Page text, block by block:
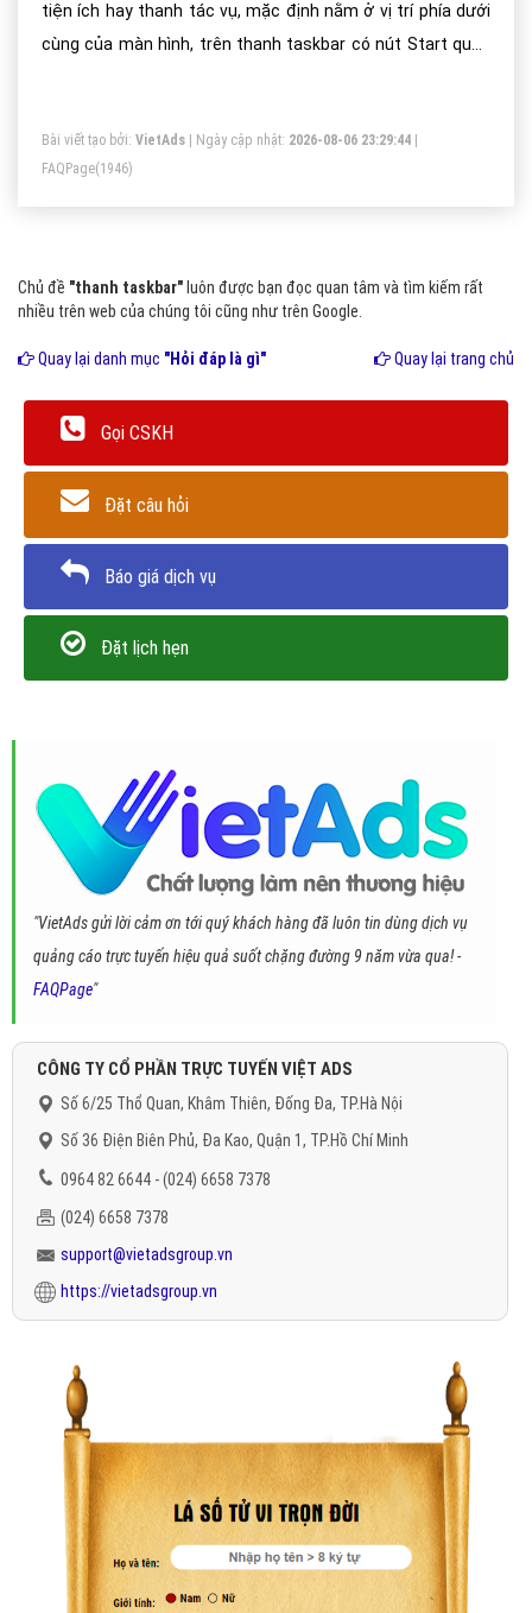
tiện ích hay thanh tác vụ, mặc định nằm ở vị trí phía dưới
cùng của màn hình, trên thanh taskbar có nút Start quen
Bài viết tạo bởi: VietAds | Ngày cập nhật: 2026-08-06 23:29:44
FAQPage(1946)
Chủ đề "thanh taskbar" luôn được bạn đọc quan tâm và tìm kiếm rất
nhiều trên web của chúng tôi cũng như trên Google.
Quay lại danh mục "Hỏi đáp là gì" Quay lại trang chủ
Gọi CSKH
Đặt câu hỏi
Báo giá dịch vụ
Đặt lịch hẹn
"VietAds gửi lời cảm ơn tới quý khách hàng đã luôn tin dùng dịch vụ
quảng cáo trực tuyến hiệu quả suốt chặng đường 9 năm vừa qua! -
FAQPage"
CÔNG TY CỔ PHẦN TRỰC TUYẾN VIỆT ADS
Số 6/25 Thổ Quan, Khâm Thiên, Đống Đa, TP.Hà Nội
Số 36 Điện Biên Phủ, Đa Kao, Quận 1, TP.Hồ Chí Minh
0964 82 6644 - (024) 6658 7378
(024) 6658 7378
support@vietadsgroup.vn
https://vietadsgroup.vn